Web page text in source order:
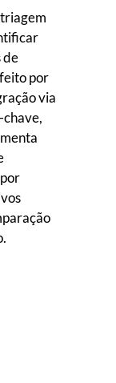
de
por
via